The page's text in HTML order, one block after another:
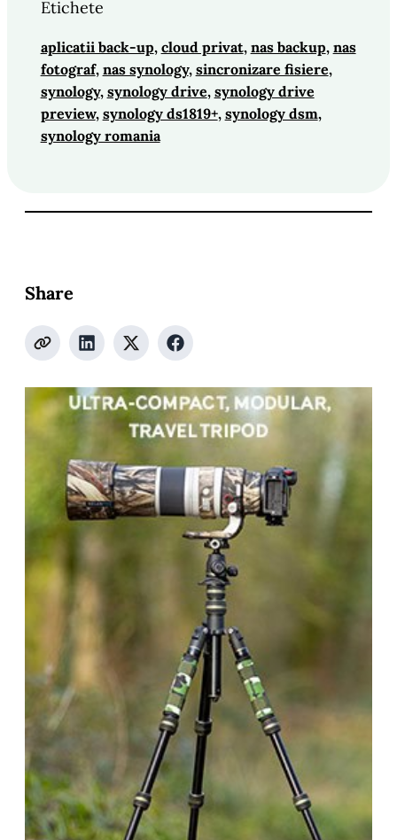
Etichete
aplicatii back-up, cloud privat, nas backup, nas
fotograf, nas synology, sincronizare fisiere ,
synology, synology drive, synology drive
preview, synology ds1819+, synology dsm ,
synology romania
Share